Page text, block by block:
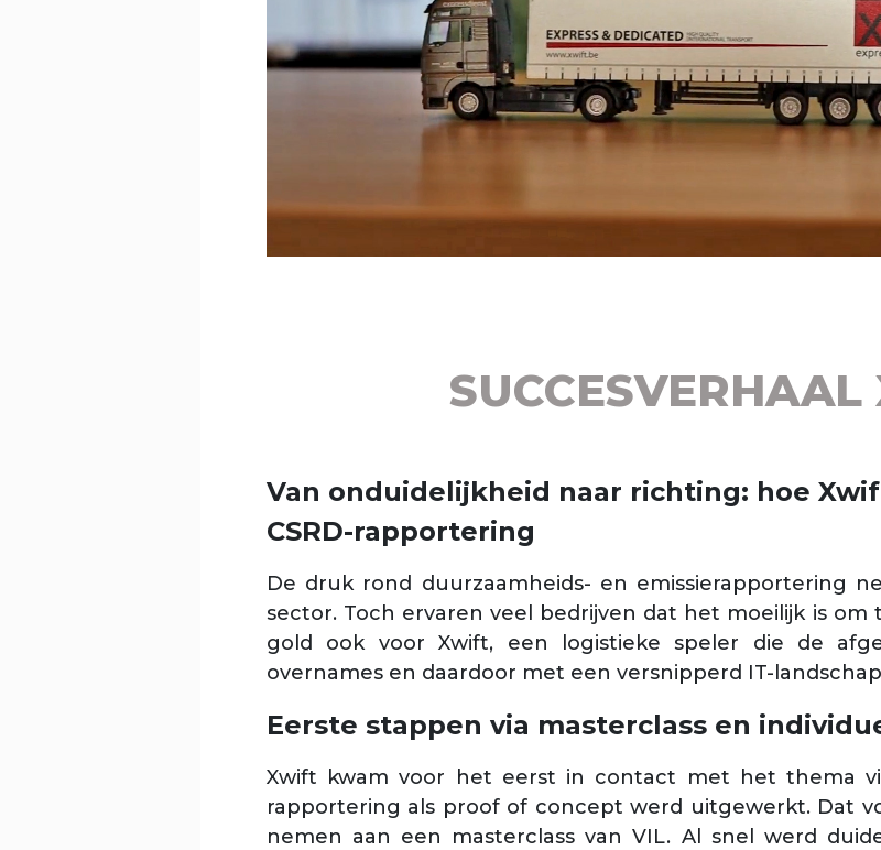
Van onduidelijkheid naar richting: hoe
CSRD-rapportering
De druk rond duurzaamheids- en emissierapportering
sector. Toch ervaren veel bedrijven dat het moeilijk is
gold ook voor Xwift, een logistieke speler die de
overnames en daardoor met een versnipperd IT-
Eerste stappen via masterclass en
Xwift kwam voor het eerst in contact met het thema
rapportering als proof of concept werd uitgewerkt. Dat
nemen aan een masterclass van VIL. Al snel werd